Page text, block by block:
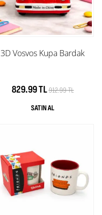
3D Vosvos Kupa Bardak
829.99 TL912.99 TL